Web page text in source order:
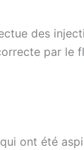
des
par le
ont été